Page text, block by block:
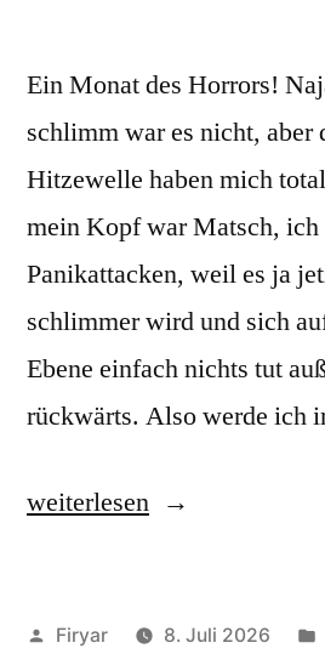
Ein Monat des Horrors!
schlimm war es nicht, aber
Hitzewelle haben mich
mein Kopf war Matsch, ich
Panikattacken, weil es ja
schlimmer wird und sich
Ebene einfach nichts tut
rückwärts. Also werde ich
„Juni
weiterlesen
Veröffentlicht
Firyar 8. Juli 2026